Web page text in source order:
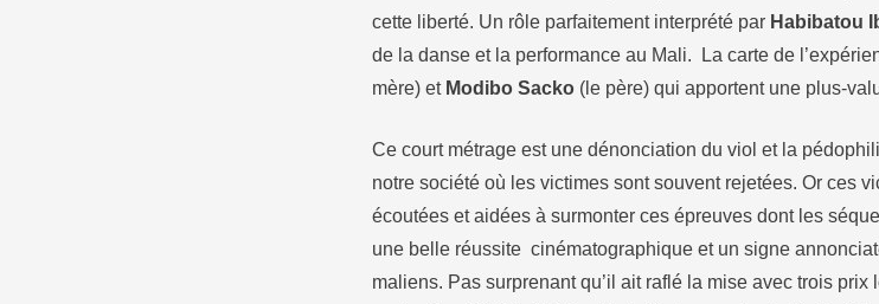
cette liberté. Un rôle parfaitement interprété par Habibatou
de la danse et la performance au Mali. La carte de
mère) et Modibo Sacko (le père) qui apportent une plus-
Ce court métrage est une dénonciation du viol et la
notre société où les victimes sont souvent rejetées. Or ces
écoutées et aidées à surmonter ces épreuves dont les
une belle réussite cinématographique et un signe
maliens. Pas surprenant qu’il ait raflé la mise avec trois prix